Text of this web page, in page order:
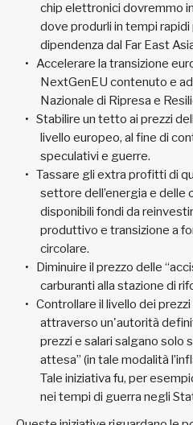
chip elettronici dovremmo
dove produrli in tempi
dipendenza dal Far East
Accelerare la transizione
NextGenEU contenuto e
Nazionale di Ripresa e
Stabilire un tetto ai prezzi
livello europeo, al fine di
speculativi e guerre.
Tassare gli extra profitti di
settore dell’energia e delle
disponibili fondi da
produttivo e transizione a
circolare.
Diminuire il prezzo delle
carburanti alla stazione di
Controllare il livello dei
attraverso un'autorità
prezzi e salari salgano solo
attesa” (in tale modalità
Tale iniziativa fu, per
nei tempi di guerra negli